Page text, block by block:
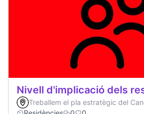
Nivell d'implicació dels
Treballem el pla estratègic del